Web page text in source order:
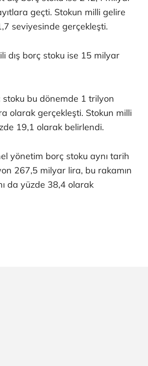
geçti. Stokun milli gelire
seviyesinde gerçekleşti.
dış borç stoku ise 15 milyar
stoku bu dönemde 1 trilyon
olarak gerçekleşti. Stokun milli
19,1 olarak belirlendi.
yönetim borç stoku aynı tarih
267,5 milyar lira, bu rakamın
da yüzde 38,4 olarak